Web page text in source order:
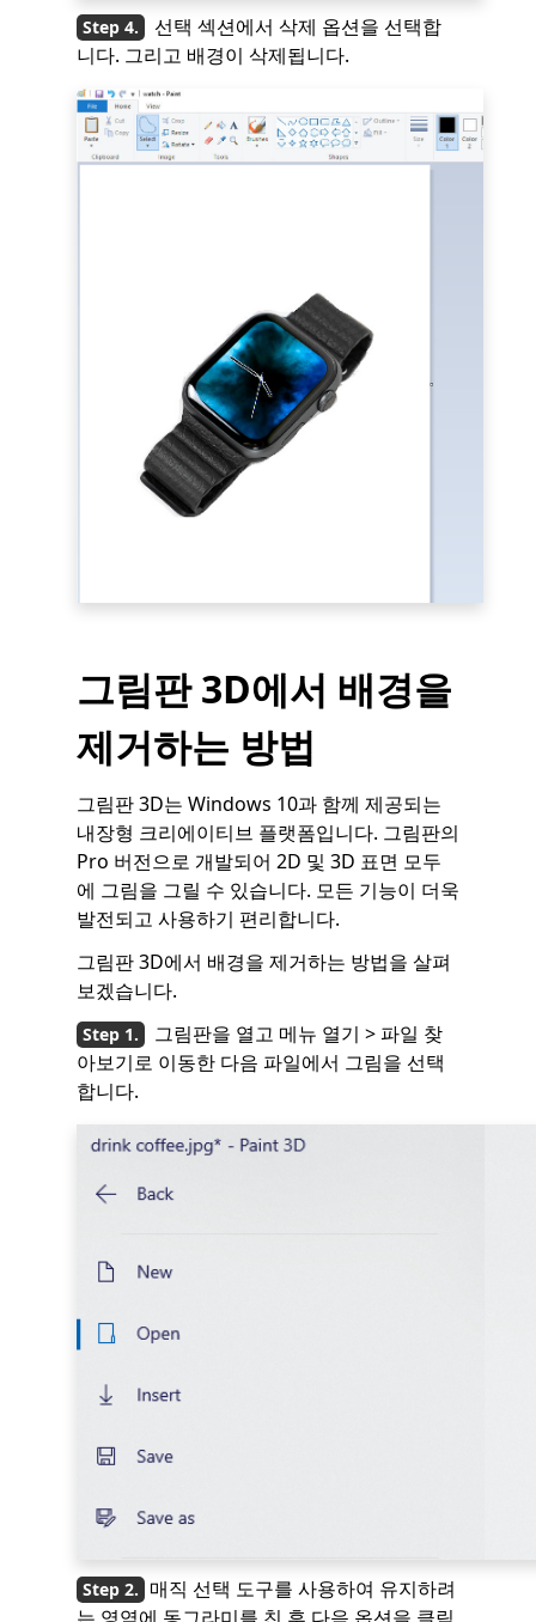
선택 섹션에서 삭제 옵션을 선택합
니다. 그리고 배경이 삭제됩니다.
그림판 3D에서 배경을
제거하는 방법
그림판 3D는 Windows 10과 함께 제공되는
내장형 크리에이티브 플랫폼입니다. 그림판의
Pro 버전으로 개발되어 2D 및 3D 표면 모두
에 그림을 그릴 수 있습니다. 모든 기능이 더욱
발전되고 사용하기 편리합니다.
그림판 3D에서 배경을 제거하는 방법을 살펴
보겠습니다.
그림판을 열고 메뉴 열기 > 파일 찾
아보기로 이동한 다음 파일에서 그림을 선택
합니다.
매직 선택 도구를 사용하여 유지하려
는 영역에 동그라미를 친 후 다음 옵션을 클릭